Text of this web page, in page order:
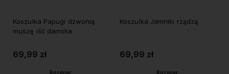
Koszulka Papugi dzwonią
muszę iść damska
69,99 zł
Rozmiar:
Koszulka Jamniki rządzą
69,99 zł
Rozmiar: